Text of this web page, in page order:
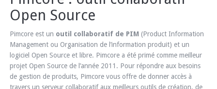
Open Source
Pimcore est un outil collaboratif de PIM (Product Information
Management ou Organisation de l’information produit) et un
logiciel Open Source et libre. Pimcore a été primé comme meilleur
projet Open Source de l’année 2011. Pour répondre aux besoins
de gestion de produits, Pimcore vous offre de donner accès à
travers un serveur collaboratif aux meilleurs outils de création, de